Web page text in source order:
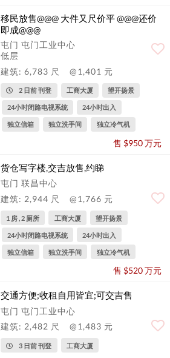
移民放售@@@ 大件又尺价平 @@@还价
即成@@@
屯门 屯门工业中心
低层
建筑: 6,783 尺
@1,401 元
2 日前 刊登 工商大厦 望开扬景
24小时闭路电视系统 24小时出入
独立信箱 独立洗手间 独立冷气机
售 $950 万元
货仓写字楼,交吉放售,约睇
屯门 联昌中心
建筑: 2,944 尺
@1,766 元
1 房 , 2 厕所 工商大厦 望开扬景
24小时闭路电视系统 24小时出入
独立信箱 独立洗手间 独立冷气机
售 $520 万元
交通方便;收租自用皆宜;可交吉售
屯门 屯门工业中心
建筑: 2,482 尺
@1,483 元
3 日前 刊登 工商大厦